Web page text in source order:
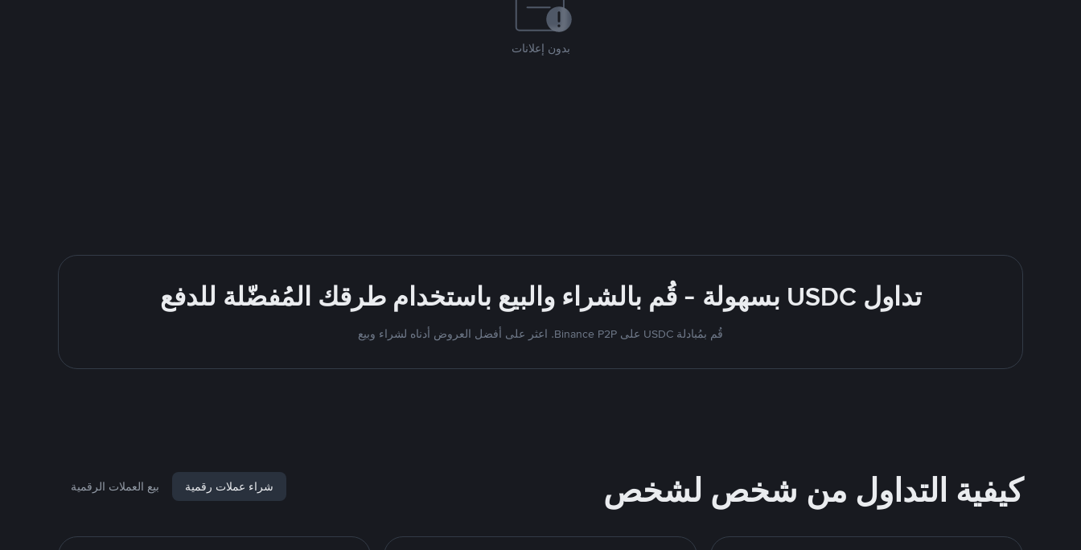
بدون إعلانات
تداول USDC بسهولة - قُم بالشراء والبيع باستخدام طرقك المُفضّلة للدفع
قُم بمُبادلة USDC على Binance P2P. اعثر على أفضل العروض أدناه لشراء وبيع
كيفية التداول من شخص لشخص شراء عملات رقمية بيع العملات الرقمية